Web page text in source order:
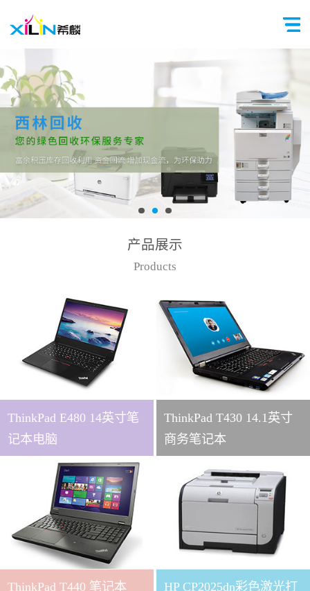
产品展示
Products
ThinkPad E480 14英寸笔
记本电脑
ThinkPad T430 14.1英寸
商务笔记本
ThinkPad T440 笔记本
HP CP2025dn彩色激光打